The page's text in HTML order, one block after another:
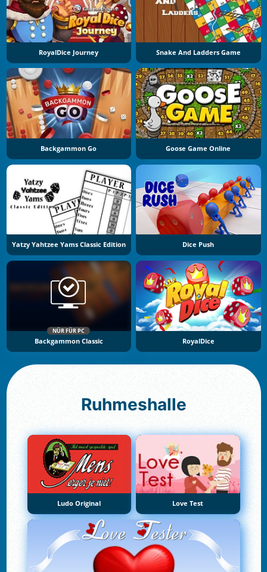
RoyalDice Journey Snake And Ladders Game
Backgammon Go Goose Game Online
Yatzy Yahtzee Yams Classic Edition Dice Push
NÜR FÜR PC
Backgammon Classic RoyalDice
Ruhmeshalle
Ludo Original Love Test